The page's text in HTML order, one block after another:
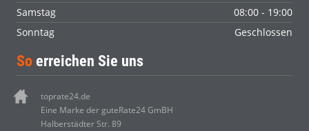
Samstag
08:00 - 19:00
Sonntag
Geschlossen
So erreichen Sie uns
toprate24.de
Eine Marke der guteRate24 GmBH
Halberstädter Str. 89